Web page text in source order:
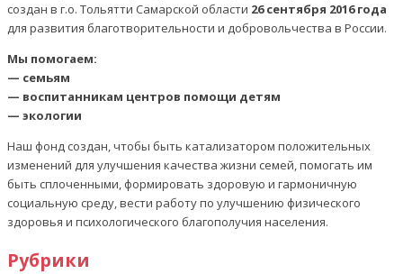
создан в г.о. Тольятти Самарской области 26 сентября 2016 года
для развития благотворительности и добровольчества в России.
Мы помогаем:
— семьям
— воспитанникам центров помощи детям
— экологии
Наш фонд создан, чтобы быть катализатором положительных
изменений для улучшения качества жизни семей, помогать им
быть сплоченными, формировать здоровую и гармоничную
социальную среду, вести работу по улучшению физического
здоровья и психологического благополучия населения.
Рубрики